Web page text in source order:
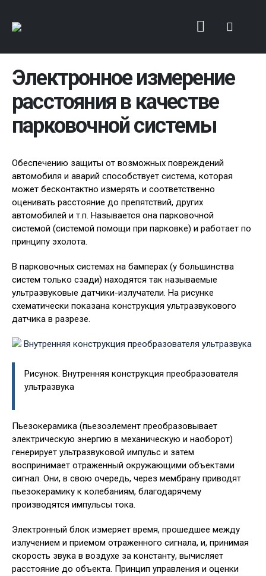
Электронное измерение
расстояния в качестве
парковочной системы
Обеспечению защиты от возможных повреждений
автомобиля и аварий способствует система, которая
может бесконтактно измерять и соответственно
оценивать расстояние до препятствий, других
автомобилей и т.п. Называется она парковочной
системой (системой помощи при парковке) и работает по
принципу эхолота.
В парковочных системах на бамперах (у большинства
систем только сзади) находятся так называемые
ультразвуковые датчики-излучатели. На рисунке
схематически показана конструкция ультразвукового
датчика в разрезе.
Рисунок. Внутренняя конструкция преобразователя
ультразвука
Пьезокерамика (пьезоэлемент преобразовывает
электрическую энергию в механическую и наоборот)
генерирует ультразвуковой импульс и затем
воспринимает отраженный окружающими объектами
сигнал. Они, в свою очередь, через мембрану приводят
пьезокерамику к колебаниям, благодарячему
производятся импульсы тока.
Электронный блок измеряет время, прошедшее между
излучением и приемом отраженного сигнала, и, принимая
скорость звука в воздухе за константу, вычисляет
расстояние до объекта. Принцип управления и оценки